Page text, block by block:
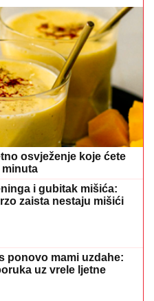
osvježenje koje ćete
minuta
i gubitak mišića:
zaista nestaju mišići
ponovo mami uzdahe:
uz vrele ljetne